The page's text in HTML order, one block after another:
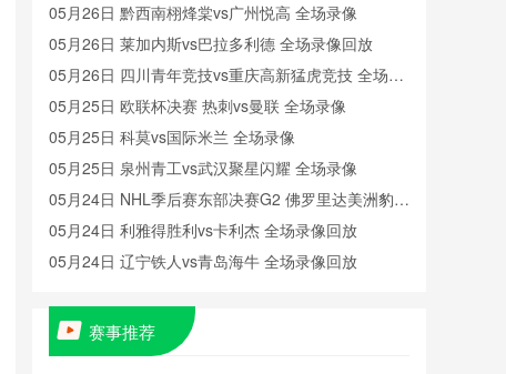
05月26日 黔西南栩烽棠vs广州悦高 全场录像
05月26日 莱加内斯vs巴拉多利德 全场录像回放
05月26日 四川青年竞技vs重庆高新猛虎竞技 全场录
像
05月25日 欧联杯决赛 热刺vs曼联 全场录像
05月25日 科莫vs国际米兰 全场录像
05月25日 泉州青工vs武汉聚星闪耀 全场录像
05月24日 NHL季后赛东部决赛G2 佛罗里达美洲豹vs
卡罗莱纳飓风 全场录像回放
05月24日 利雅得胜利vs卡利杰 全场录像回放
05月24日 辽宁铁人vs青岛海牛 全场录像回放
女足 全场录像
05月23日 曼城vs伯恩茅斯 全场录像回放
05月23日 重庆铜梁龙vs河南 全场录像回放
赛事推荐